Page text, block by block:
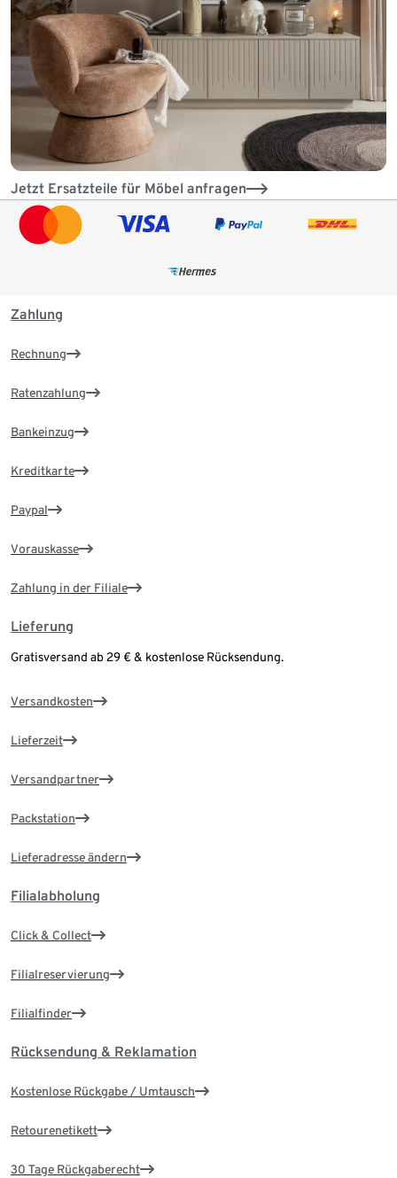
Jetzt Ersatzteile für Möbel anfragen
Zahlung
Rechnung
Ratenzahlung
Bankeinzug
Kreditkarte
Paypal
Vorauskasse
Zahlung in der Filiale
Lieferung
Gratisversand ab 29 € & kostenlose Rücksendung.
Versandkosten
Lieferzeit
Versandpartner
Packstation
Lieferadresse ändern
Filialabholung
Click & Collect
Filialreservierung
Filialfinder
Rücksendung & Reklamation
Kostenlose Rückgabe / Umtausch
Retourenetikett
30 Tage Rückgaberecht